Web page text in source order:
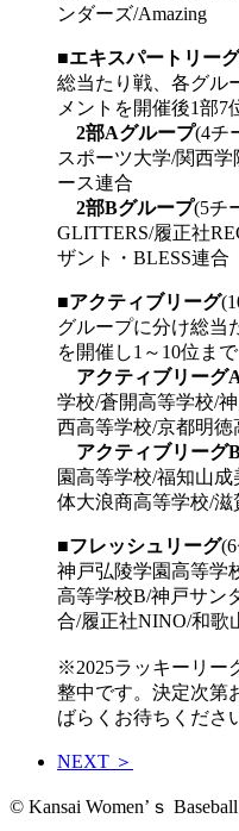
ンダーズ/Amazing
■エキスパートリー
総当たり戦、各グル
メントを開催後1部7
2部Aグループ(4チ
スポーツ大学/関西
ース連合
2部Bグループ(5チ
GLITTERS/履正社
ザント・BLESS連合
■アクティブリーグ
グループに分け総当
を開催し1～10位ま
アクティブリーグ
学校/蒼開高等学校/
西高等学校/京都明徳
アクティブリーグ
園高等学校/福知山
体大浪商高等学校/
■フレッシュリーグ
神戸弘陵学園高等学
高等学校B/神戸サン
合/履正社NINO/和歌
※2025ラッキーリー
整中です。決定次第
ばらくお待ちくださ
NEXT ＞
© Kansai Women’ｓ